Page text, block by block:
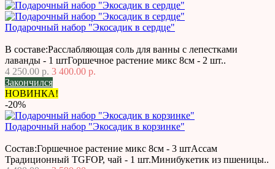
Подарочный набор "Экосадик в сердце"
В составе:Расслабляющая соль для ванны с лепестками
лаванды - 1 штГоршечное растение микс 8см - 2 шт..
4 250.00 р. 3 400.00 р.
Закончился
НОВИНКА!
-20%
Подарочный набор "Экосадик в корзинке"
Состав:Горшечное растение микс 8см - 3 штАссам
Традиционный TGFOP, чай - 1 шт.Минибукетик из пшеницы..